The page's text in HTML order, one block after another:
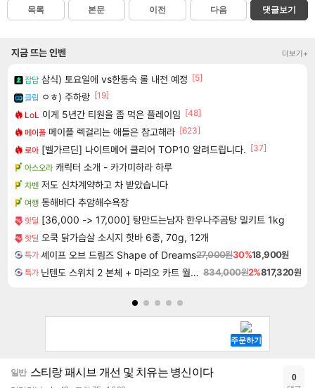
목록 본문 이전 다음 댓글보기
지금 뜨는 인벤 더보기+
잡담 삼식) 토요일에 vs한동숙 롤 내전 예정 [5]
클립 ㅇㅎ) 주하랑 [19]
LoL 이게 5년간 티원을 좀 먹은 플레이임 [48]
메이플 메이플 렉걸리는 애들은 참고해라 [623]
로아 [벨가르딘] 나이트메어 클리어 TOP10 알려드립니다. [37]
아스오라 캐릭터 소개 - 카가미하라 하루
차벤 저도 신차계약하고 차 받았습니다
여행 동해바다 추암해수욕장
핫딜 [36,000 -> 17,000] 탕만드는남자 한우나주곰탕 밀키트 1kg
핫딜 오쿡 닭가슴살 소시지 핫바 6종, 70g, 12개
특가 셰이프 오브 드림즈 Shape of Dreams27,000원30%18,900원
특가 닌텐도 스위치 2 본체 + 마리오 카트 월드 + 포켓몬 포코피아 번들 834,000원2%817,320원
일반 스티랑 패시브 개선 및 치유는 병신이다 0